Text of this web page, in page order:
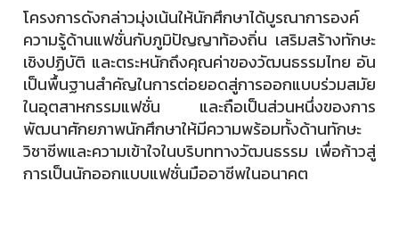
โครงการดังกล่าวมุ่งเน้นให้นักศึกษาได้บูรณาการองค์
ความรู้ด้านแฟชั่นกับภูมิปัญญาท้องถิ่น เสริมสร้างทักษะ
เชิงปฏิบัติ และตระหนักถึงคุณค่าของวัฒนธรรมไทย อัน
เป็นพื้นฐานสำคัญในการต่อยอดสู่การออกแบบร่วมสมัย
ในอุตสาหกรรมแฟชั่น และถือเป็นส่วนหนึ่งของการ
พัฒนาศักยภาพนักศึกษาให้มีความพร้อมทั้งด้านทักษะ
วิชาชีพและความเข้าใจในบริบททางวัฒนธรรม เพื่อก้าวสู่
การเป็นนักออกแบบแฟชั่นมืออาชีพในอนาคต